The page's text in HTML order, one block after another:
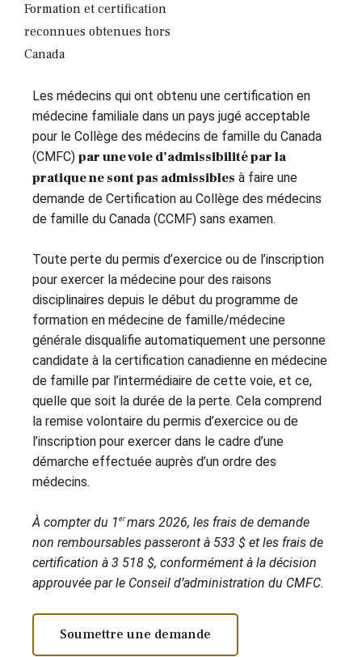
Formation et certification
reconnues obtenues hors
Canada
Les médecins qui ont obtenu une certification en
médecine familiale dans un pays jugé acceptable
pour le Collège des médecins de famille du Canada
(CMFC) par une voie d’admissibilité par la
pratique ne sont pas admissibles à faire une
demande de Certification au Collège des médecins
de famille du Canada (CCMF) sans examen.
Toute perte du permis d’exercice ou de l’inscription
pour exercer la médecine pour des raisons
disciplinaires depuis le début du programme de
formation en médecine de famille/médecine
générale disqualifie automatiquement une personne
candidate à la certification canadienne en médecine
de famille par l’intermédiaire de cette voie, et ce,
quelle que soit la durée de la perte. Cela comprend
la remise volontaire du permis d’exercice ou de
l’inscription pour exercer dans le cadre d’une
démarche effectuée auprès d’un ordre des
médecins.
À compter du 1 er mars 2026, les frais de demande
non remboursables passeront à 533 $ et les frais de
certification à 3 518 $, conformément à la décision
approuvée par le Conseil d’administration du CMFC.
Soumettre une demande